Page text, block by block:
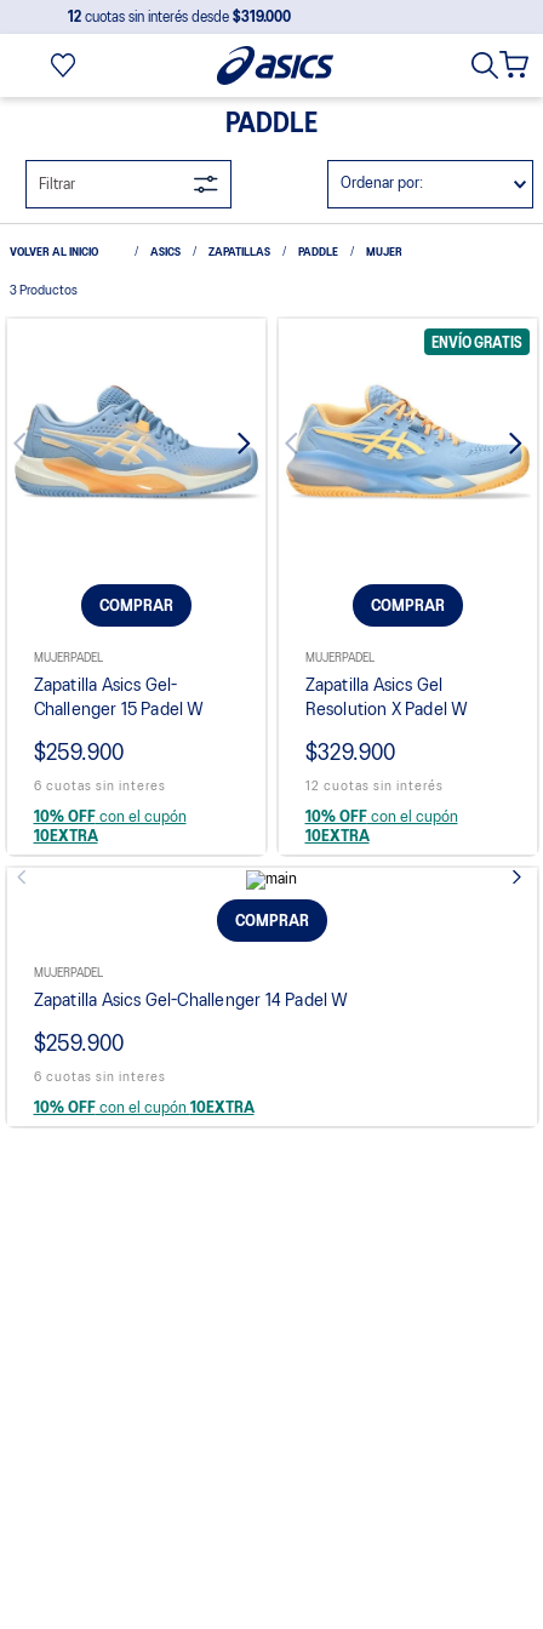
12 cuotas sin interés desde $319.000
PADDLE
Filtrar Ordenar por
ASICS ZAPATILLAS PADDLE MUJER
3 Productos
COMPRAR
MUJERPADEL
Zapatilla Asics Gel-
Challenger 15 Padel W
$259.900
6 cuotas sin interes
10% OFFcon el cupón
10EXTRA
ENVÍO GRATIS
COMPRAR
MUJERPADEL
Zapatilla Asics Gel
Resolution X Padel W
$329.900
12 cuotas sin interés
10% OFFcon el cupón
10EXTRA
COMPRAR
MUJERPADEL
Zapatilla Asics Gel-Challenger 14 Padel W
$259.900
6 cuotas sin interes
10% OFFcon el cupón 10EXTRA